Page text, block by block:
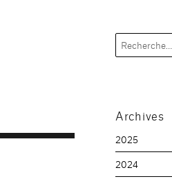
Recherche
pour :
Archives
2025
2024